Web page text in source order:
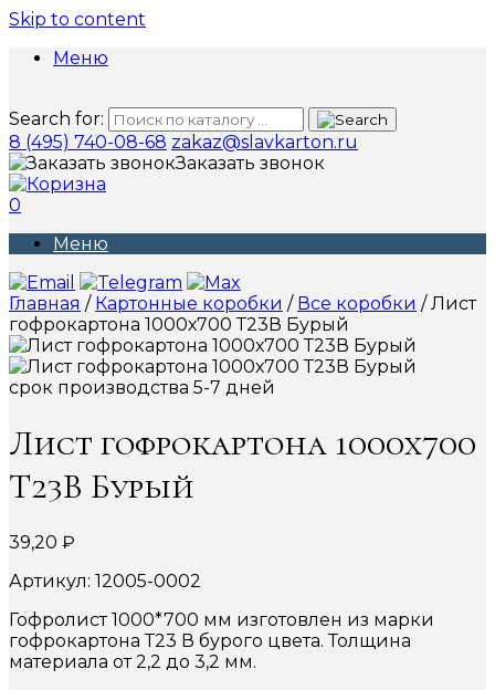
Skip to content
Меню
Search for:
8 (495) 740-08-68 zakaz@slavkarton.ru
Заказать звонок
0
Меню
Главная / Картонные коробки / Все коробки / Лист
гофрокартона 1000х700 Т23В Бурый
срок производства 5-7 дней
Лист гофрокартона 1000х700
Т23В Бурый
39,20 ₽
Артикул: 12005-0002
Гофролист 1000*700 мм изготовлен из марки
гофрокартона Т23 В бурого цвета. Толщина
материала от 2,2 до 3,2 мм.